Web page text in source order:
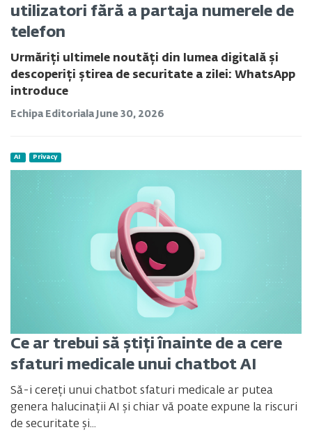
utilizatori fără a partaja numerele de
telefon
Urmăriți ultimele noutăți din lumea digitală și
descoperiți știrea de securitate a zilei: WhatsApp
introduce
Echipa Editoriala June 30, 2026
AI Privacy
Ce ar trebui să știți înainte de a cere
sfaturi medicale unui chatbot AI
Să-i cereți unui chatbot sfaturi medicale ar putea
genera halucinații AI și chiar vă poate expune la riscuri
de securitate și...